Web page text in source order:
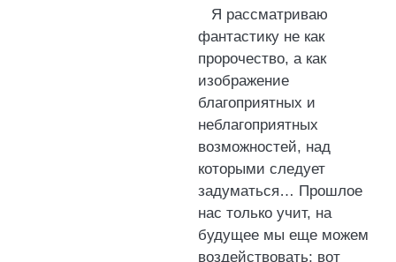
Я рассматриваю
фантастику не как
пророчество, а как
изображение
благоприятных и
неблагоприятных
возможностей, над
которыми следует
задуматься… Прошлое
нас только учит, на
будущее мы еще можем
воздействовать; вот